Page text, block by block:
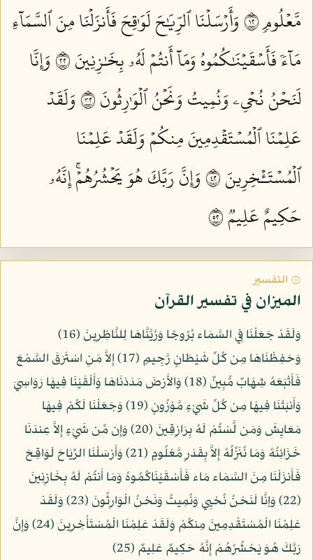
مَّعۡلُومٖ ٢١
وَأَرۡسَلۡنَا ٱلرِّيَٰحَ لَوَٰقِحَ فَأَنزَلۡنَا مِنَ ٱلسَّمَآءِ
مَآءٗ فَأَسۡقَيۡنَٰكُمُوهُ وَمَآ أَنتُمۡ لَهُۥ بِخَٰزِنِينَ ٢٢
وَإِنَّا
لَنَحۡنُ نُحۡيِۦ وَنُمِيتُ وَنَحۡنُ ٱلۡوَٰرِثُونَ ٢٣
وَلَقَدۡ
عَلِمۡنَا ٱلۡمُسۡتَقۡدِمِينَ مِنكُمۡ وَلَقَدۡ عَلِمۡنَا
ٱلۡمُسۡتَـٔۡخِرِينَ ٢٤
وَإِنَّ رَبَّكَ هُوَ يَحۡشُرُهُمۡۚ إِنَّهُۥ
حَكِيمٌ عَلِيمٞ ٢٥
۞ التفسير
الميزان في تفسير القرآن
وَلَقَدْ جَعَلْنَا فِي السَّمَاء بُرُوجًا وَزَيَّنَّاهَا لِلنَّاظِرِينَ (16)
وَحَفِظْنَاهَا مِن كُلِّ شَيْطَانٍ رَّجِيمٍ (17) إِلاَّ مَنِ اسْتَرَقَ السَّمْعَ
فَأَتْبَعَهُ شِهَابٌ مُّبِينٌ (18) وَالأَرْضَ مَدَدْنَاهَا وَأَلْقَيْنَا فِيهَا رَوَاسِيَ
وَأَنبَتْنَا فِيهَا مِن كُلِّ شَيْءٍ مَّوْزُونٍ (19) وَجَعَلْنَا لَكُمْ فِيهَا
مَعَايِشَ وَمَن لَّسْتُمْ لَهُ بِرَازِقِينَ (20) وَإِن مِّن شَيْءٍ إِلاَّ عِندَنَا
خَزَائِنُهُ وَمَا نُنَزِّلُهُ إِلاَّ بِقَدَرٍ مَّعْلُومٍ (21) وَأَرْسَلْنَا الرِّيَاحَ لَوَاقِحَ
فَأَنزَلْنَا مِنَ السَّمَاء مَاء فَأَسْقَيْنَاكُمُوهُ وَمَا أَنتُمْ لَهُ بِخَازِنِينَ
(22) وَإنَّا لَنَحْنُ نُحْيِي وَنُمِيتُ وَنَحْنُ الْوَارِثُونَ (23) وَلَقَدْ
عَلِمْنَا الْمُسْتَقْدِمِينَ مِنكُمْ وَلَقَدْ عَلِمْنَا الْمُسْتَأْخِرِينَ (24) وَإِنَّ
رَبَّكَ هُوَ يَحْشُرُهُمْ إِنَّهُ حَكِيمٌ عَلِيمٌ (25)